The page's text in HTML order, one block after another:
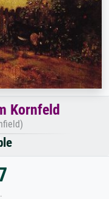
Kornfeld